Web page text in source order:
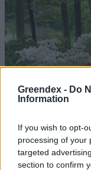
Greendex - Do
Information
If you wish to opt-
processing of your
targeted
section to confirm